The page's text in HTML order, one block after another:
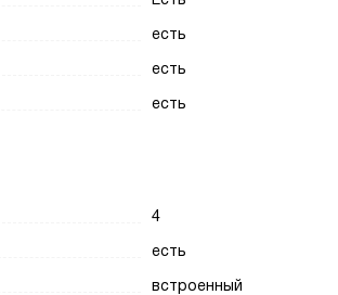
есть
есть
есть
4
есть
встроенный